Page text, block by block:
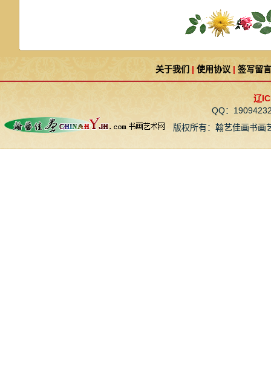
关于我们 | 使用协议 | 签写留言
辽
QQ：
版权所有：翰艺佳画书